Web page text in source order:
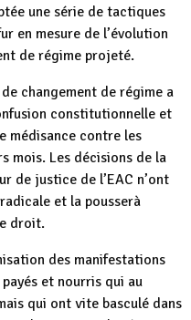
une série de tactiques
en mesure de l’évolution
de régime projeté.
changement de régime a
constitutionnelle et
médisance contre les
mois. Les décisions de la
de justice de l’EAC n’ont
et la pousserà
droit.
des manifestations
et nourris qui au
qui ont vite basculé dans